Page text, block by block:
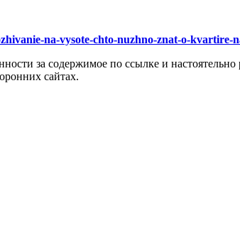
na-vysote-chto-nuzhno-znat-o-kvartire-
за содержимое по ссылке и
сайтах.